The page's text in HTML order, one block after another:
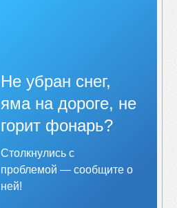
Не убран снег,
яма на дороге, не
горит фонарь?
Столкнулись с
проблемой — сообщите о
ней!